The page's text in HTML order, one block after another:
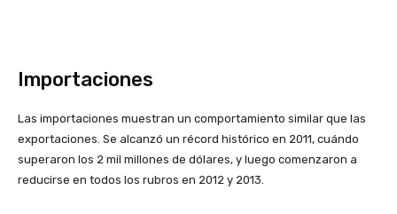
Importaciones
Las importaciones muestran un comportamiento similar que las
exportaciones. Se alcanzó un récord histórico en 2011, cuándo
superaron los 2 mil millones de dólares, y luego comenzaron a
reducirse en todos los rubros en 2012 y 2013.